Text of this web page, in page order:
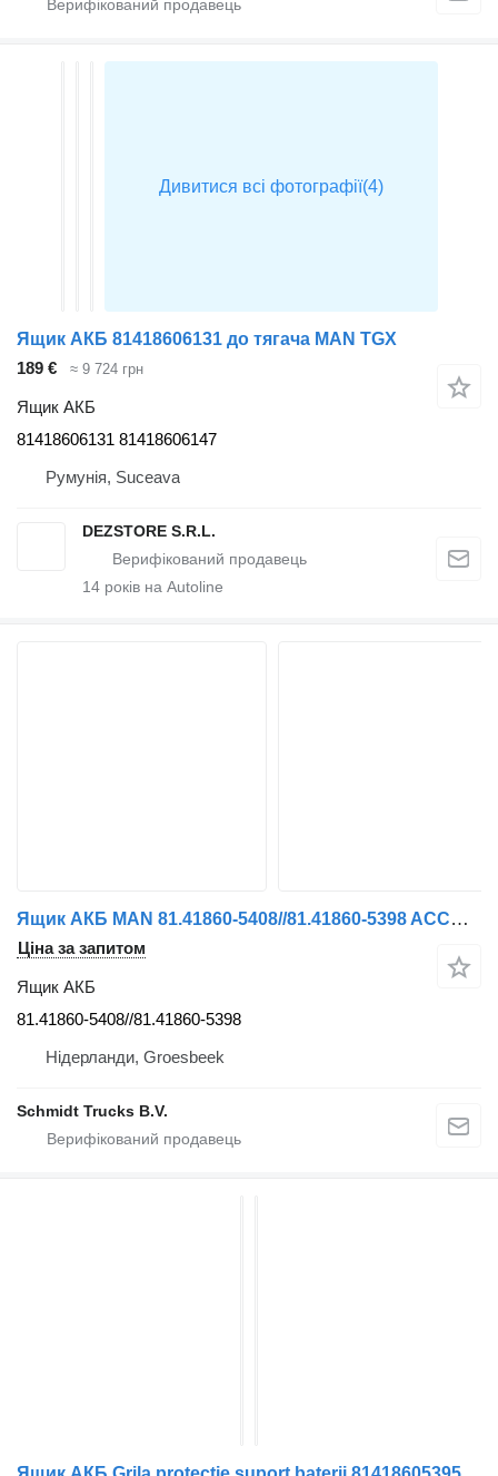
Ящик АКБ 81418606131 до тягача MAN TGX
189 €
≈ 9 724 грн
Ящик АКБ
81418606131 81418606147
Румунія, Suceava
DEZSTORE S.R.L.
14 років на Autoline
Ящик АКБ MAN 81.41860-5408//81.41860-5398 ACCU BAK TGS TGX 18.460 MODEL 2020 до тягача
Ціна за запитом
Ящик АКБ
81.41860-5408//81.41860-5398
Нідерланди, Groesbeek
Schmidt Trucks B.V.